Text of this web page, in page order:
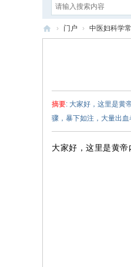
› 门户 › 中医妇科学
摘要: 大家好，这里是黄
骤，暴下如注，大量出血
大家好，这里是黄帝